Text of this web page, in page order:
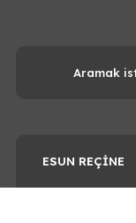
ESUN REÇİNE